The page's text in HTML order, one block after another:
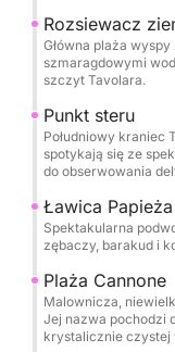
Śródziemnym, z
krystalicznie
odosobnionych
wyspy.
Chociaż
najwyższej klasy
gwarantują
— niezależnie od
pokładzie (weź
aktywny dzień
łodzi zapewnia
Rozsiewacz
Główna plaża
szmaragdowymi
szczyt Tavolara.
Punkt steru
Południowy kraniec
spotykają się ze
do obserwowania
Ławica Papieża
Spektakularna
zębaczy, barakud i
Plaża Cannone
Malownicza,
Jej nazwa pochodzi
krystalicznie czystej